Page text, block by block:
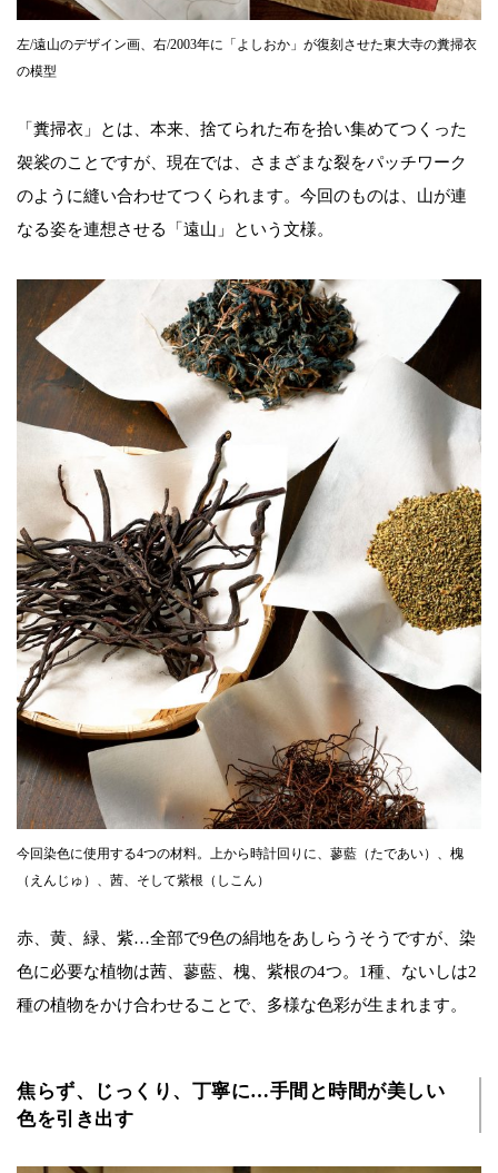
左/遠山のデザイン画、右/2003年に「よしおか」が復刻させた東大寺の糞掃衣
の模型
「糞掃衣」とは、本来、捨てられた布を拾い集めてつくった
袈裟のことですが、現在では、さまざまな裂をパッチワーク
のように縫い合わせてつくられます。今回のものは、山が連
なる姿を連想させる「遠山」という文様。
今回染色に使用する4つの材料。上から時計回りに、蓼藍（たであい）、槐
（えんじゅ）、茜、そして紫根（しこん）
赤、黄、緑、紫…全部で9色の絹地をあしらうそうですが、染
色に必要な植物は茜、蓼藍、槐、紫根の4つ。1種、ないしは2
種の植物をかけ合わせることで、多様な色彩が生まれます。
焦らず、じっくり、丁寧に…手間と時間が美しい
色を引き出す